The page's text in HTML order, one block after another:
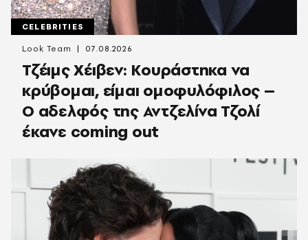
CELEBRITIES
Τζέιμς Χέιβεν: Κουράστηκα να
κρύβομαι, είμαι ομοφυλόφιλος –
Ο αδελφός της Αντζελίνα Τζολί
έκανε coming out
Look Team 07.08.2026